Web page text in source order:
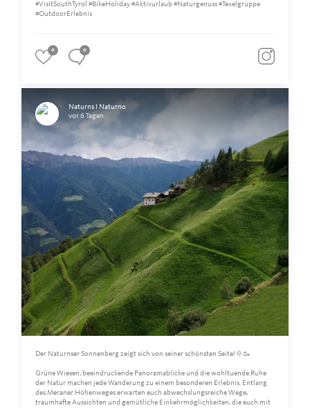
#VisitSouthTyrol #BikeHoliday #Aktivurlaub #Naturgenuss #Texelgruppe
#OutdoorErlebnis
0 0
Naturns I Naturno
vor 6 Tagen
Der Naturnser Sonnenberg zeigt sich von seiner schönsten Seite!🌞🥾
Grüne Wiesen, beeindruckende Panoramablicke und die wohltuende Ruhe
der Natur machen jede Wanderung zu einem besonderen Erlebnis. Entlang
des Meraner Höhenweges erwarten euch abwechslungsreiche Wege,
traumhafte Aussichten und gemütliche Einkehrmöglichkeiten, die euch mit